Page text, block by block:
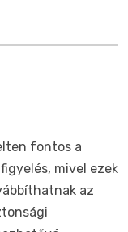
fontos a
mivel ezek
az